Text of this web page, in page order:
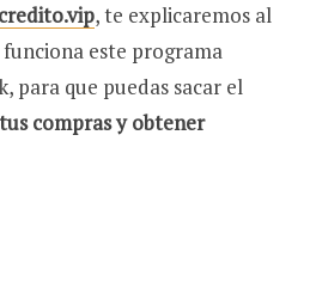
, te explicaremos al
este programa
para que puedas sacar el
compras y obtener